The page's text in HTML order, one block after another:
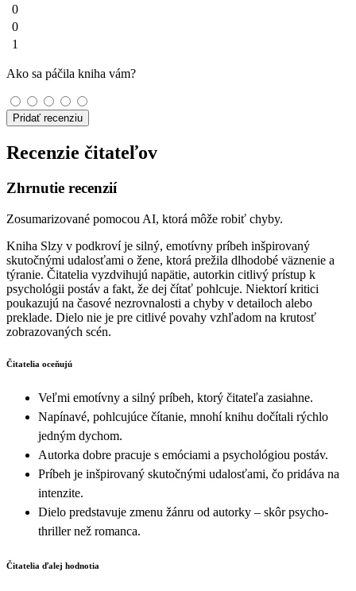
0
0
1
Ako sa páčila kniha vám?
Pridať recenziu
Recenzie čitateľov
Zhrnutie recenzií
Zosumarizované pomocou AI, ktorá môže robiť chyby.
Kniha Slzy v podkroví je silný, emotívny príbeh inšpirovaný
skutočnými udalosťami o žene, ktorá prežila dlhodobé väznenie a
týranie. Čitatelia vyzdvihujú napätie, autorkin citlivý prístup k
psychológii postáv a fakt, že dej čítať pohlcuje. Niektorí kritici
poukazujú na časové nezrovnalosti a chyby v detailoch alebo
preklade. Dielo nie je pre citlivé povahy vzhľadom na krutosť
zobrazovaných scén.
Čitatelia oceňujú
Veľmi emotívny a silný príbeh, ktorý čitateľa zasiahne.
Napínavé, pohlcujúce čítanie, mnohí knihu dočítali rýchlo
jedným dychom.
Autorka dobre pracuje s emóciami a psychológiou postáv.
Príbeh je inšpirovaný skutočnými udalosťami, čo pridáva na
intenzite.
Dielo predstavuje zmenu žánru od autorky – skôr psycho-
thriller než romanca.
Čitatelia ďalej hodnotia